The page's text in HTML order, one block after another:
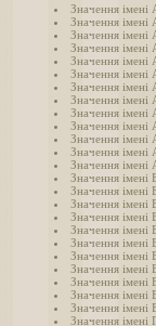
Значення імені
Значення імені
Значення імені
Значення імені
Значення імені
Значення імені
Значення імені
Значення імені
Значення імені
Значення імені
Значення імені
Значення імені
Значення імені
Значення імені
Значення імені
Значення імені
Значення імені
Значення імені
Значення імені
Значення імені
Значення імені
Значення імені
Значення імені
Значення імені
Значення імені